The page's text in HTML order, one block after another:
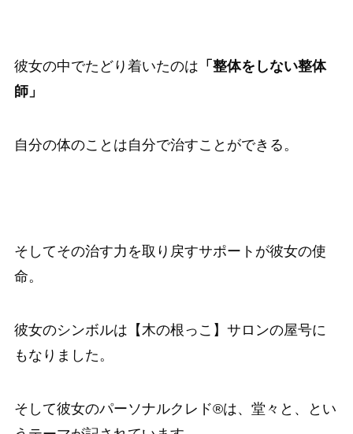
彼女の中でたどり着いたのは 「整体をしない整体
師」
自分の体のことは自分で治すことができる。
そしてその治す力を取り戻すサポートが彼女の使
命。
彼女のシンボルは【木の根っこ】サロンの屋号に
もなりました。
そして彼女のパーソナルクレド®は、堂々と、とい